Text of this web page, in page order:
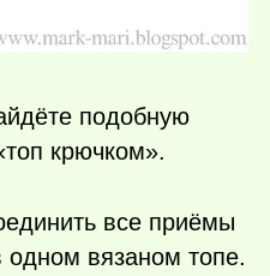
подобную
крючком».
все приёмы
одном вязаном топе.